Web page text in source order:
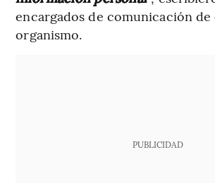
encargados de comunicación de
organismo.
PUBLICIDAD